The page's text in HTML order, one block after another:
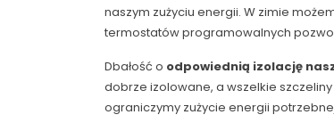
naszym zużyciu energii. W zimie
termostatów programowalnych
Dbałość o odpowiednią izolację
dobrze izolowane, a wszelkie
ograniczymy zużycie energii